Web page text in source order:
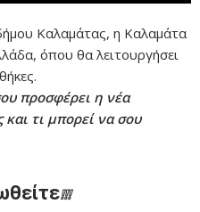
Καλαμάτας, η Καλαμάτα
όπου θα λειτουργήσει
προσφέρει η νέα
και τι μπορεί να σου
❕❕❕